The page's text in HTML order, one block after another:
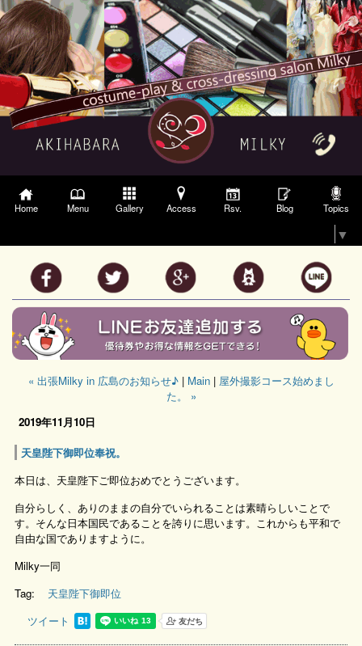
Home Menu Gallery Access Rsv. Blog Topics
▼
« 出張Milky in 広島のお知らせ♪| Main| 屋外撮影コース始めまし
た。 »
2019年11月10日
天皇陛下御即位奉祝。
本日は、天皇陛下ご即位おめでとうございます。
自分らしく、ありのままの自分でいられることは素晴らしいことで
す。そんな日本国民であることを誇りに思います。これからも平和で
自由な国でありますように。
Milky一同
Tag:
天皇陛下御即位
ツイート